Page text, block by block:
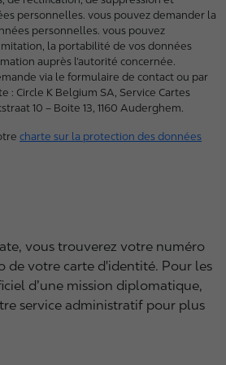
personnelles. vous pouvez demander la
personnelles. vous pouvez
la portabilité de vos données
auprès l’autorité concernée.
via le formulaire de contact ou par
: Circle K Belgium SA, Service Cartes
10 – Boite 13, 1160 Auderghem.
charte sur la protection des données
vous trouverez votre numéro
de votre carte d'identité. Pour les
d’une mission diplomatique,
service administratif pour plus